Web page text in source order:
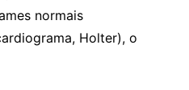
normais
Holter), o